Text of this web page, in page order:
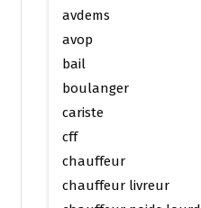
avdems
avop
bail
boulanger
cariste
cff
chauffeur
chauffeur livreur